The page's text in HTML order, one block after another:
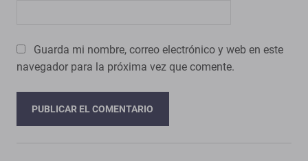
Guarda mi nombre, correo electrónico y web en este
navegador para la próxima vez que comente.